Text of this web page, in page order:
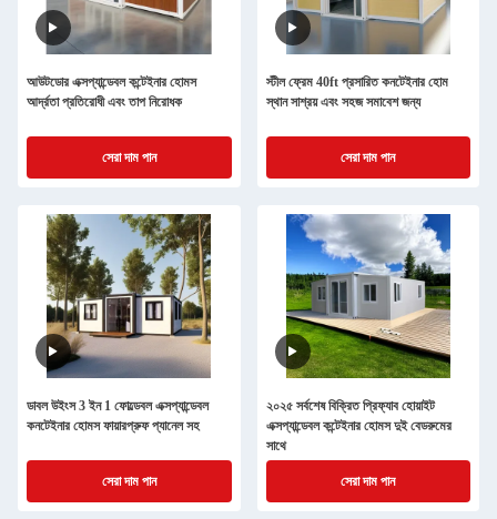
আউটডোর এক্সপ্যান্ডেবল কন্টেইনার হোমস
আর্দ্রতা প্রতিরোধী এবং তাপ নিরোধক
সেরা দাম পান
স্টীল ফ্রেম 40ft প্রসারিত কনটেইনার হোম
স্থান সাশ্রয় এবং সহজ সমাবেশ জন্য
সেরা দাম পান
ডাবল উইংস 3 ইন 1 ফোল্ডেবল এক্সপ্যান্ডেবল
কনটেইনার হোমস ফায়ারপ্রুফ প্যানেল সহ
সেরা দাম পান
২০২৫ সর্বশেষ বিক্রিত প্রিফ্যাব হোয়াইট
এক্সপ্যান্ডেবল কন্টেইনার হোমস দুই বেডরুমের
সাথে
সেরা দাম পান